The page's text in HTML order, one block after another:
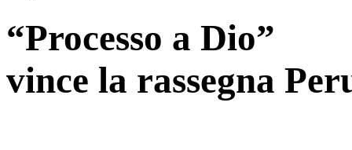
“Processo a Dio”
vince la rassegna